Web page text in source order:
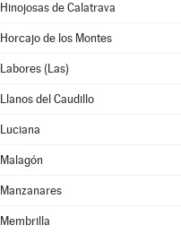
Hinojosas de Calatrava
Horcajo de los Montes
Labores (Las)
Llanos del Caudillo
Luciana
Malagón
Manzanares
Membrilla